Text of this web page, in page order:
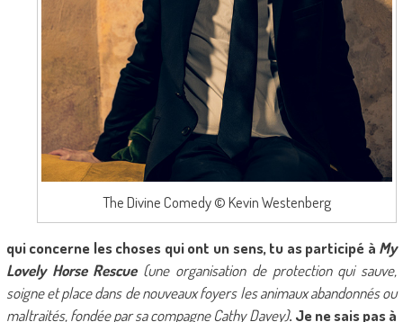
The Divine Comedy © Kevin Westenberg
qui concerne les choses qui ont un sens, tu as participé à My
Lovely Horse Rescue (une organisation de protection qui sauve,
soigne et place dans de nouveaux foyers les animaux abandonnés ou
maltraités, fondée par sa compagne Cathy Davey). Je ne sais pas à